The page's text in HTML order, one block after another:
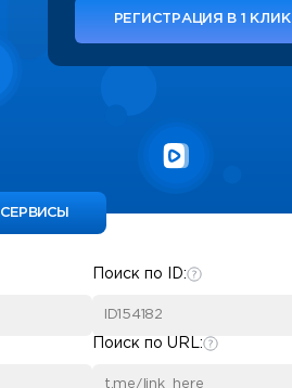
РЕГИСТРАЦИЯ В 1 КЛИК
СЕРВИСЫ
Поиск по ID:
Поиск по URL: